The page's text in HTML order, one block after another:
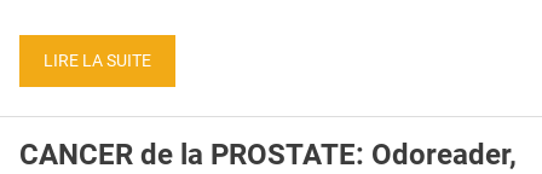
CONTACT
LIRE LA SUITE
CANCER de la PROSTATE: Odoreader,